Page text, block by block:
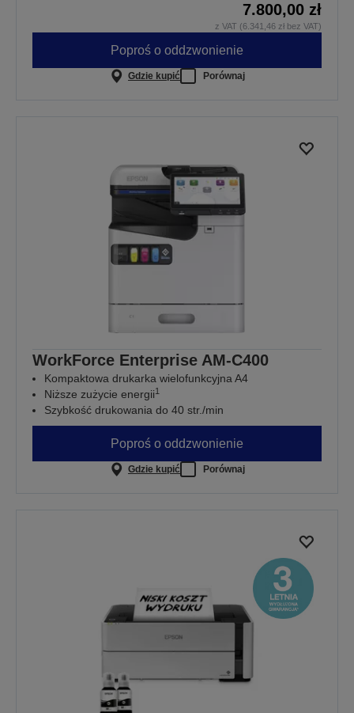
7.800,00 zł
z VAT (6.341,46 zł bez VAT)
Poproś o oddzwonienie
Gdzie kupić Porównaj
WorkForce Enterprise​ AM-C400
Kompaktowa drukarka wielofunkcyjna A4
Niższe zużycie energii1
Szybkość drukowania do 40 str./min
Poproś o oddzwonienie
Gdzie kupić Porównaj